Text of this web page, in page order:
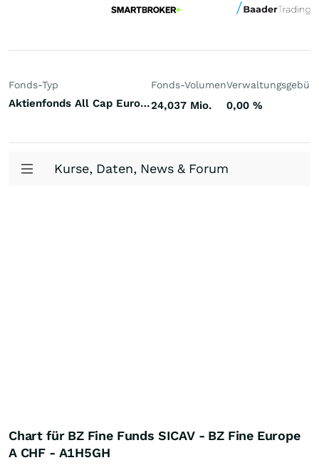
Fonds-Typ
Aktienfonds All Cap Europa
Fonds-Volumen
24,037 Mio. 0,00 %
Kurse, Daten, News & Forum
Chart für BZ Fine Funds SICAV - BZ Fine Europe
A CHF - A1H5GH